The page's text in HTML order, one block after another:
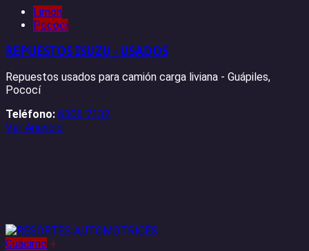
Limón
Pococí
REPUESTOS ISUZU - USADOS
Repuestos usados para camión carga liviana - Guápiles,
Pococí
Teléfono: 6306 7132
Ver Anuncio
Guácimo +